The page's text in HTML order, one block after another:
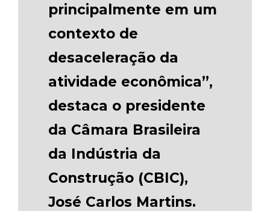
principalmente em um
contexto de
desaceleração da
atividade econômica”,
destaca o presidente
da Câmara Brasileira
da Indústria da
Construção (CBIC),
José Carlos Martins.